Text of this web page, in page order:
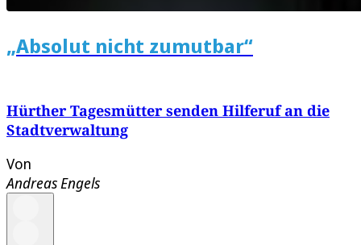
„Absolut nicht zumutbar“
Hürther Tagesmütter senden Hilferuf an die
Stadtverwaltung
Von
Andreas Engels